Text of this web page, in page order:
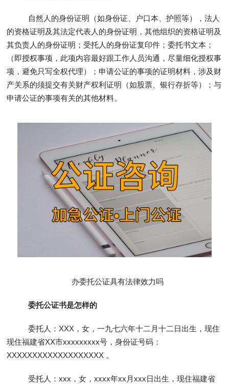
自然人的身份证明（如身份证、户口本、护照等），法人
的资格证明及其法定代表人的身份证明，其他组织的资格证明及
其负责人的身份证明；受托人的身份证复印件；委托书文本；
（即授权事项，此项内容最好跟工作人员沟通，尽量细化授权事
项，避免只写全权代理）；申请公证的事项的证明材料，涉及财
产关系的须提交有关财产权利证明（如股票、银行存折等）；与
申请公证的事项有关的其他材料。
办委托公证具有法律效力吗
委托公证书是怎样的
委托人：XXX，女，一九七六年十二月十二日出生，现住
现住福建省XX市xxxxxxxxx号，身份证号码：
XXXXXXXXXXXXXXXXXXX 。
受托人：xxx，女，xxxx年xx月xxx日出生，现住福建省